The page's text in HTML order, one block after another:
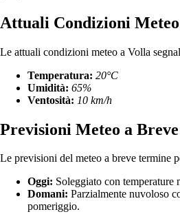
Attuali Condizioni
Le attuali condizioni meteo a Volla
Temperatura: 20°C
Umidità: 65%
Ventosità: 10 km/h
Previsioni Meteo a
Le previsioni del meteo a breve termine
Oggi: Soleggiato con temperature
Domani: Parzialmente nuvoloso
pomeriggio.